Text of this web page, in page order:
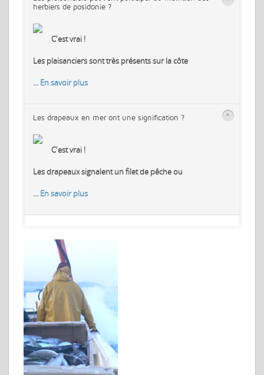
herbiers de posidonie ?
C'est vrai !
Les plaisanciers sont très présents sur la côte
… En savoir plus
Les drapeaux en mer ont une signification ? >
C'est vrai !
Les drapeaux signalent un filet de pêche ou
… En savoir plus